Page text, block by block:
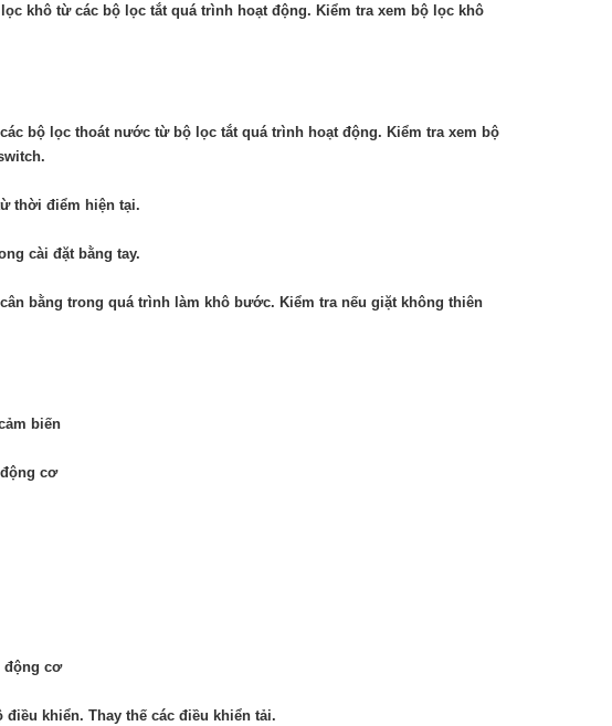
khô từ các bộ lọc tắt quá trình hoạt động. Kiểm tra xem bộ lọc khô
bộ lọc thoát nước từ bộ lọc tắt quá trình hoạt động. Kiểm tra xem bộ
thời điểm hiện tại.
cài đặt bằng tay.
bằng trong quá trình làm khô bước. Kiểm tra nếu giặt không thiên
biến
cơ
động cơ
khiển. Thay thế các điều khiển tải.